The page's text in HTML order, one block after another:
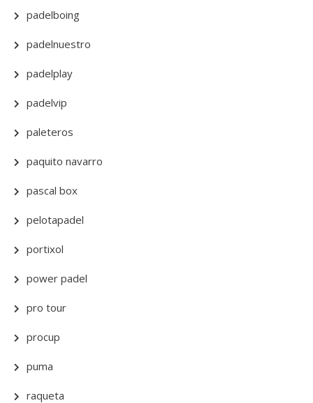
padelboing
padelnuestro
padelplay
padelvip
paleteros
paquito navarro
pascal box
pelotapadel
portixol
power padel
pro tour
procup
puma
raqueta